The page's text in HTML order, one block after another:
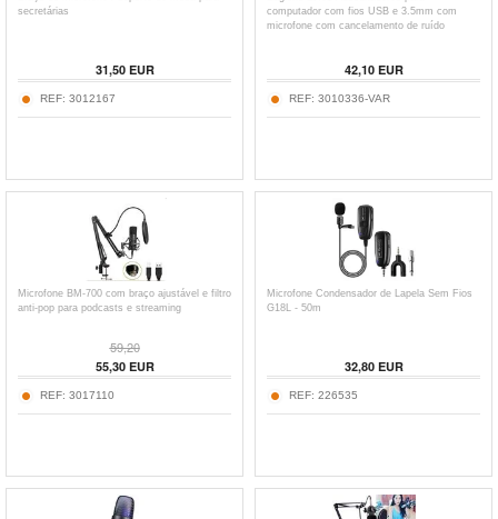
secretárias
31,50EUR
REF: 3012167
computador com fios USB e 3.5mm com
microfone com cancelamento de ruído
42,10EUR
REF: 3010336-VAR
Microfone BM-700 com braço ajustável e filtro
anti-pop para podcasts e streaming
59,20
55,30EUR
REF: 3017110
Microfone Condensador de Lapela Sem Fios
G18L - 50m
32,80EUR
REF: 226535